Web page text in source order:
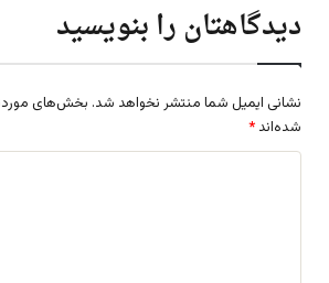
دیدگاهتان را بنویسید
نشانی ایمیل شما منتشر نخواهد شد. بخش‌های
شده‌اند *